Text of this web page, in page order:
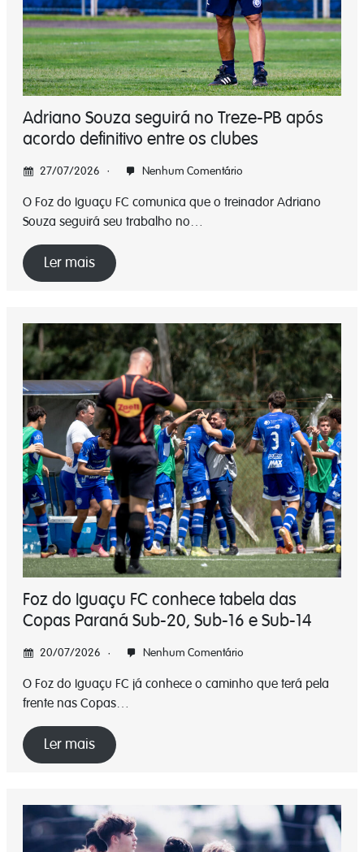
Adriano Souza seguirá no Treze-PB após
acordo definitivo entre os clubes
27/07/2026 Nenhum Comentário
O Foz do Iguaçu FC comunica que o treinador Adriano
Souza seguirá seu trabalho no…
Ler mais
Foz do Iguaçu FC conhece tabela das
Copas Paraná Sub-20, Sub-16 e Sub-14
20/07/2026 Nenhum Comentário
O Foz do Iguaçu FC já conhece o caminho que terá pela
frente nas Copas…
Ler mais